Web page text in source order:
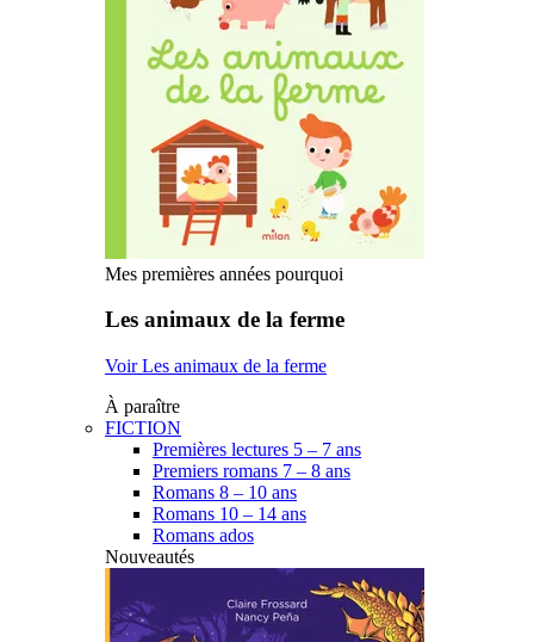
Mes premières années pourquoi
Les animaux de la ferme
Voir Les animaux de la ferme
À paraître
FICTION
Premières lectures 5 – 7 ans
Premiers romans 7 – 8 ans
Romans 8 – 10 ans
Romans 10 – 14 ans
Romans ados
Nouveautés